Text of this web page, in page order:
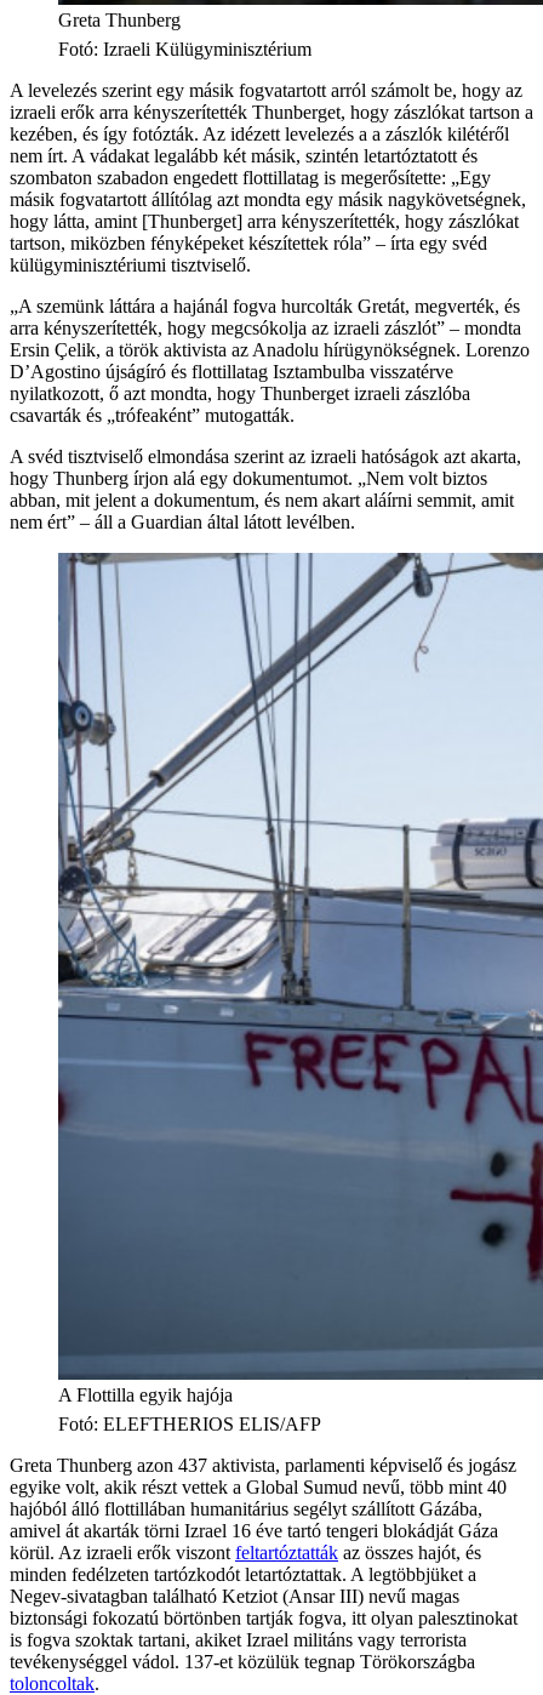
Greta Thunberg
Fotó: Izraeli Külügyminisztérium
A levelezés szerint egy másik fogvatartott arról számolt be, hogy az
izraeli erők arra kényszerítették Thunberget, hogy zászlókat tartson a
kezében, és így fotózták. Az idézett levelezés a a zászlók kilétéről
nem írt. A vádakat legalább két másik, szintén letartóztatott és
szombaton szabadon engedett flottillatag is megerősítette: „Egy
másik fogvatartott állítólag azt mondta egy másik nagykövetségnek,
hogy látta, amint [Thunberget] arra kényszerítették, hogy zászlókat
tartson, miközben fényképeket készítettek róla” – írta egy svéd
külügyminisztériumi tisztviselő.
„A szemünk láttára a hajánál fogva hurcolták Gretát, megverték, és
arra kényszerítették, hogy megcsókolja az izraeli zászlót” – mondta
Ersin Çelik, a török aktivista az Anadolu hírügynökségnek. Lorenzo
D’Agostino újságíró és flottillatag Isztambulba visszatérve
nyilatkozott, ő azt mondta, hogy Thunberget izraeli zászlóba
csavarták és „trófeaként” mutogatták.
A svéd tisztviselő elmondása szerint az izraeli hatóságok azt akarta,
hogy Thunberg írjon alá egy dokumentumot. „Nem volt biztos
abban, mit jelent a dokumentum, és nem akart aláírni semmit, amit
nem ért” – áll a Guardian által látott levélben.
A Flottilla egyik hajója
Fotó: ELEFTHERIOS ELIS/AFP
Greta Thunberg azon 437 aktivista, parlamenti képviselő és jogász
egyike volt, akik részt vettek a Global Sumud nevű, több mint 40
hajóból álló flottillában humanitárius segélyt szállított Gázába,
amivel át akarták törni Izrael 16 éve tartó tengeri blokádját Gáza
körül. Az izraeli erők viszont feltartóztatták az összes hajót, és
minden fedélzeten tartózkodót letartóztattak. A legtöbbjüket a
Negev-sivatagban található Ketziot (Ansar III) nevű magas
biztonsági fokozatú börtönben tartják fogva, itt olyan palesztinokat
is fogva szoktak tartani, akiket Izrael militáns vagy terrorista
tevékenységgel vádol. 137-et közülük tegnap Törökországba
toloncoltak.